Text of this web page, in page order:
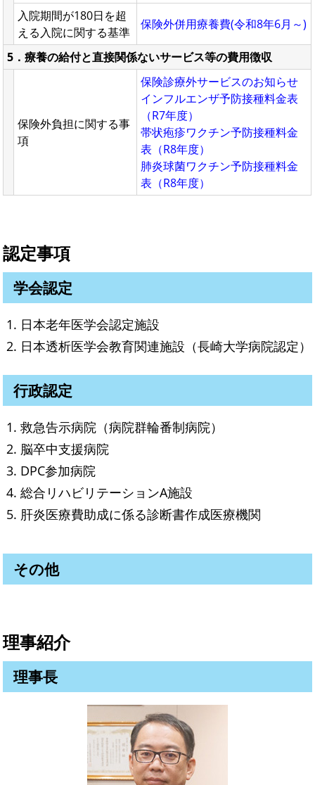
入院期間が180日を超
える入院に関する基準
保険外併用療養費(令和8年6月～)
5．療養の給付と直接関係ないサービス等の費用徴収
保険外負担に関する事
項
保険診療外サービスのお知らせ
インフルエンザ予防接種料金表
（R7年度）
帯状疱疹ワクチン予防接種料金
表（R8年度）
肺炎球菌ワクチン予防接種料金
表（R8年度）
認定事項
学会認定
日本老年医学会認定施設
日本透析医学会教育関連施設（長崎大学病院認定）
行政認定
救急告示病院（病院群輪番制病院）
脳卒中支援病院
DPC参加病院
総合リハビリテーションA施設
肝炎医療費助成に係る診断書作成医療機関
その他
理事紹介
理事長